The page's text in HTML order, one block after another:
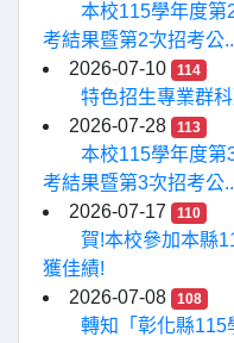
本校115學年度第
考結果暨第2次招考公
2026-07-10
114
特色招生專業群
2026-07-28
113
本校115學年度第
考結果暨第3次招考公
2026-07-17
110
賀!本校參加本縣
獲佳績!
2026-07-08
108
轉知「彰化縣115